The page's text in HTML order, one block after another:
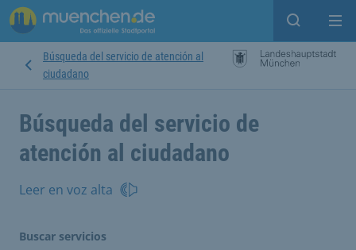
Open
Búsqueda del servicio de atención al
ciudadano
Búsqueda del servicio de
atención al ciudadano
Leer en voz alta
Buscar servicios